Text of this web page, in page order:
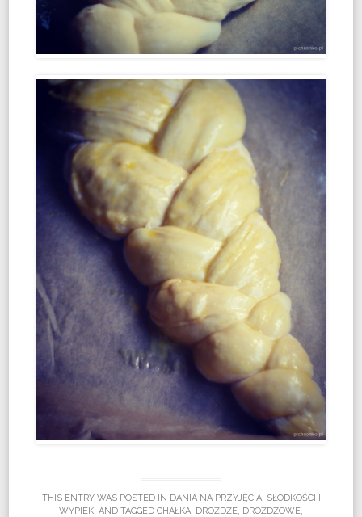
THIS ENTRY WAS POSTED IN DANIA NA PRZYJĘCIA, SŁODKOŚCI I
WYPIEKI AND TAGGED CHAŁKA, DROŻDŻE, DROŻDŻOWE,